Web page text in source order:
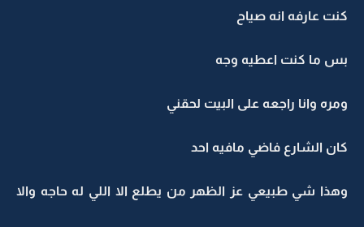
كنت عارفه انه صياح
بس ما كنت اعطيه وجه
ومره وانا راجعه على البيت لحقني
كان الشارع فاضي مافيه احد
وهذا شي طبيعي عز الظهر من يطلع الا اللي له حاجه والا